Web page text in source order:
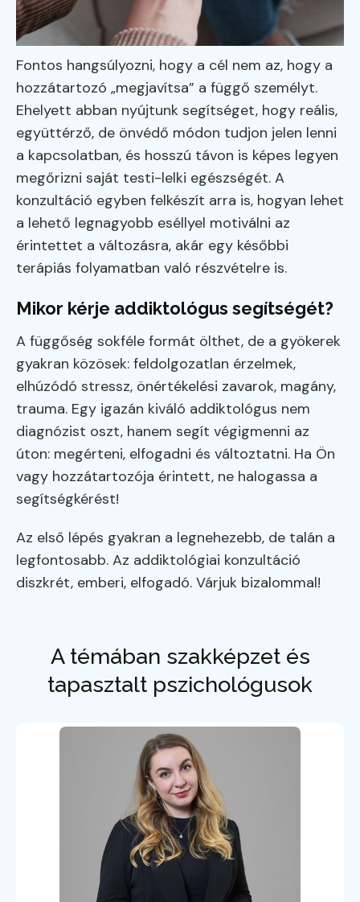
Fontos hangsúlyozni, hogy a cél nem az, hogy a
hozzátartozó „megjavítsa” a függő személyt.
Ehelyett abban nyújtunk segítséget, hogy reális,
együttérző, de önvédő módon tudjon jelen lenni
a kapcsolatban, és hosszú távon is képes legyen
megőrizni saját testi-lelki egészségét. A
konzultáció egyben felkészít arra is, hogyan lehet
a lehető legnagyobb eséllyel motiválni az
érintettet a változásra, akár egy későbbi
terápiás folyamatban való részvételre is.
Mikor kérje addiktológus segítségét?
A függőség sokféle formát ölthet, de a gyökerek
gyakran közösek: feldolgozatlan érzelmek,
elhúzódó stressz, önértékelési zavarok, magány,
trauma. Egy igazán kiváló addiktológus nem
diagnózist oszt, hanem segít végigmenni az
úton: megérteni, elfogadni és változtatni. Ha Ön
vagy hozzátartozója érintett, ne halogassa a
segítségkérést!
Az első lépés gyakran a legnehezebb, de talán a
legfontosabb. Az addiktológiai konzultáció
diszkrét, emberi, elfogadó. Várjuk bizalommal!
A témában szakképzet és
tapasztalt pszichológusok